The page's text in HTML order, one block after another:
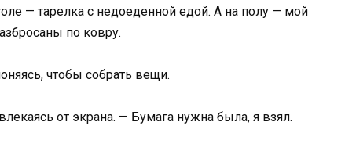
— тарелка с недоеденной едой. А на полу — мой
по ковру.
чтобы собрать вещи.
от экрана. — Бумага нужна была, я взял.